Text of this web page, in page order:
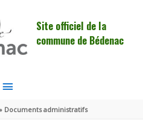
Site officiel de la
commune de Bédenac
MENU
PRINCIPAL
Documents administratifs